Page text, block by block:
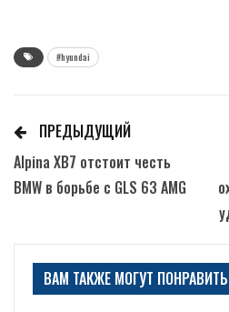
#hyundai
ПРЕДЫДУЩИЙ
Alpina XB7 отстоит честь
BMW в борьбе с GLS 63 AMG
ВАМ ТАКЖЕ МОГУТ